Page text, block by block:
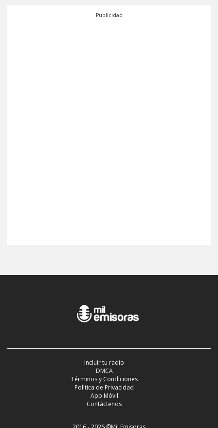
Publicidad
Incluir tu radio
DMCA
Términos y Condiciones
Política de Privacidad
App Móvil
Contáctenos